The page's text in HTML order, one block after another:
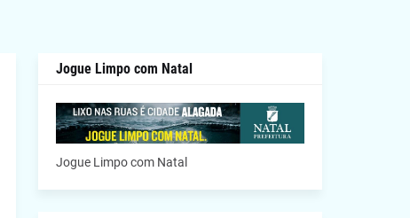
Jogue Limpo com Natal
Jogue Limpo com Natal